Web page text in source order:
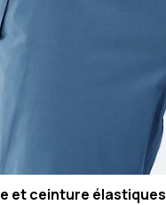
et ceinture élastiques